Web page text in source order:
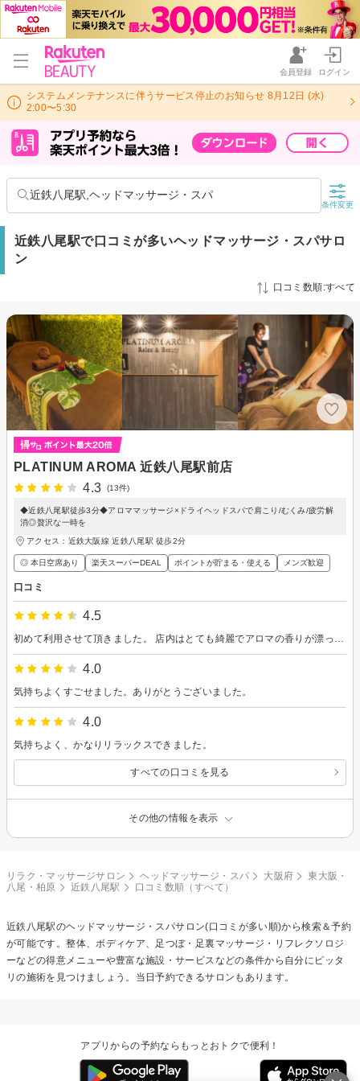
会員登録 ログイン
システムメンテナンスに伴うサービス停止のお知らせ 8月12日 (水)
2:00〜5:30
近鉄八尾駅,ヘッドマッサージ・スパ
条件変更
近鉄八尾駅で口コミが多いヘッドマッサージ・スパサロ
ン
口コミ数順:すべて
PLATINUM AROMA 近鉄八尾駅前店
4.3
(13件)
◆近鉄八尾駅徒歩3分◆アロママッサージ×ドライヘッドスパで肩こり/むくみ/疲労解
消◎贅沢な一時を
アクセス：近鉄大阪線 近鉄八尾駅 徒歩2分
◎ 本日空席あり 楽天スーパーDEAL ポイントが貯まる・使える メンズ歓迎
口コミ
4.5
4.0
気持ちよくすごせました。ありがとうございました。
4.0
気持ちよく、かなりリラックスできました。
すべての口コミを見る
その他の情報を表示
リラク・マッサージサロン ヘッドマッサージ・スパ 大阪府
東大阪・
八尾・柏原
近鉄八尾駅 口コミ数順（すべて）
近鉄八尾駅のヘッドマッサージ・スパサロン(口コミが多い順)から検索＆予約
が可能です。整体、ボディケア、足つぼ・足裏マッサージ・リフレクソロジ
ーなどの得意メニューや豊富な施設・サービスなどの条件から自分にピッタ
リの施術を見つけましょう。当日予約できるサロンもあります。
アプリからの予約ならもっとおトクで便利！